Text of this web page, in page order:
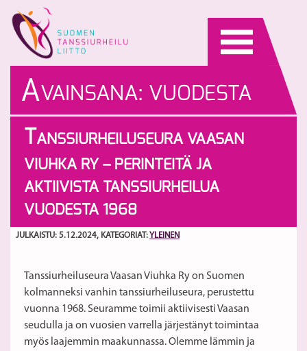
content
AVAINSANA: VUODESTA
1968
TANSSIURHEILUSEURA VAASAN
VIUHKA RY – PERINTEITÄ JA
AKTIIVISTA TANSSIURHEILUA
VUODESTA 1968
JULKAISTU: 5.12.2024, KATEGORIAT: YLEINEN
Tanssiurheiluseura Vaasan Viuhka Ry on Suomen
kolmanneksi vanhin tanssiurheiluseura, perustettu
vuonna 1968. Seuramme toimii aktiivisesti Vaasan
seudulla ja on vuosien varrella järjestänyt toimintaa
myös laajemmin maakunnassa. Olemme lämmin ja